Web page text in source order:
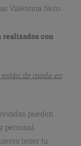
Valentina Nero
realizados con
de moda en
pueden
personal.
tener tu